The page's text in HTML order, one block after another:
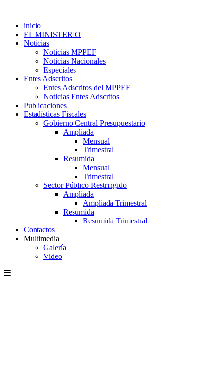
inicio
EL MINISTERIO
Noticias
Noticias MPPEF
Noticias Nacionales
Especiales
Entes Adscritos
Entes Adscritos del MPPEF
Noticias Entes Adscritos
Publicaciones
Estadísticas Fiscales
Gobierno Central Presupuestario
Ampliada
Mensual
Trimestral
Resumida
Mensual
Trimestral
Sector Público Restringido
Ampliada
Ampliada Trimestral
Resumida
Resumida Trimestral
Contactos
Multimedia
Galería
Video